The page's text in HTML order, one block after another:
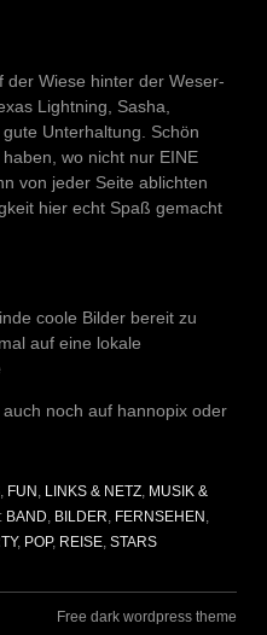
der Wiese hinter der Weser-
Lightning, Sasha,
Unterhaltung. Schön
wo nicht nur EINE
von jeder Seite ablichten
hier echt Spaß gemacht
coole Bilder bereit zu
auf eine lokale
noch auf hannopix oder
, FUN , LINKS & NETZ, MUSIK &
BAND, BILDER, FERNSEHEN ,
, POP, REISE, STARS
Free dark wordpress theme